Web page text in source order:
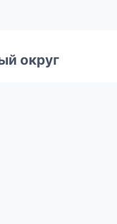
округ